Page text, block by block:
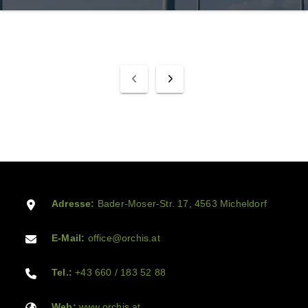
Adresse: Bader-Moser-Str. 17, 4563 Micheldorf
E-Mail: office@orchis.at
Tel.: +43 660 / 183 52 88